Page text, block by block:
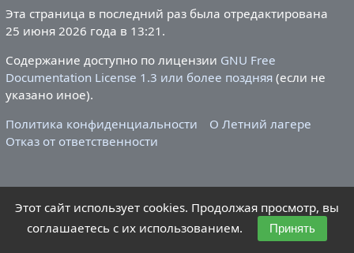
Эта страница в последний раз была отредактирована
25 июня 2026 года в 13:21.
Содержание доступно по лицензии GNU Free
Documentation License 1.3 или более поздняя(если не
указано иное).
Политика конфиденциальности
О Летний лагере
Отказ от ответственности
Этот сайт использует cookies. Продолжая просмотр, вы
соглашаетесь с их использованием.
Принять